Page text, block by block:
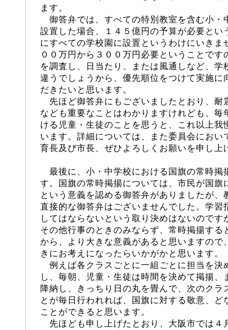
ます。
御答弁では、すべての特別教室を含む小・
設置した場合、１４５億円の予算が必要とい
にすべての学校園に設置というわけにいきま
００万円から３００万円必要ということで
を調査し、日当たり、または風通しなど、学
違うでしょうから、優先順位をつけて実施に
だきたいと思います。
先ほど御答弁にもございましたとおり、耐
なども重要なことはわかりますけれども、毎
ける児童・生徒のことを思うと、これ以上我
います。詳細については、また委員会におい
育長及び市長、ぜひよろしくお願いを申し上
最後に、小・中学校における国旗の常時掲
す。国旗の常時掲揚については、市民が国旗
という意義を認める御答弁がありましたが、
直接的な御答弁はございませんでした。学習
してはならないという取り決めはないのです
その他行事のときのみならず、常時掲揚する
から、より大きな意義があると思いますので
きにお考えになったらいかがかと思います。
例えば各クラスごとに一組ごとに担当を決
し、毎朝、児童・生徒は時間を決めて掲揚、
降納し、きっちり日の丸を畳んで、次のクラ
とが毎日行われれば、国旗に対する敬意、ど
ことができると思います。
先ほども申し上げたとおり、大阪市では４